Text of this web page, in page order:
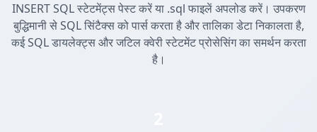
INSERT SQL स्टेटमेंट्स पेस्ट करें या .sql फाइलें अपलोड करें। उपकरण
बुद्धिमानी से SQL सिंटैक्स को पार्स करता है और तालिका डेटा निकालता है,
कई SQL डायलेक्ट्स और जटिल क्वेरी स्टेटमेंट प्रोसेसिंग का समर्थन करता
है।